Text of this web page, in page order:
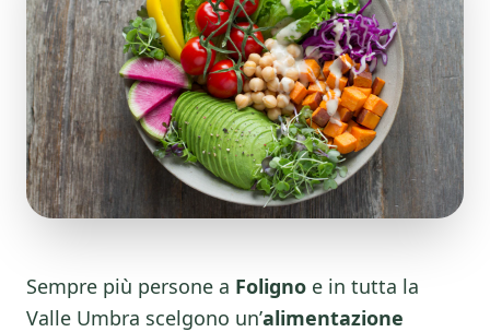
Sempre più persone a Foligno e in tutta la
Valle Umbra scelgono un’alimentazione